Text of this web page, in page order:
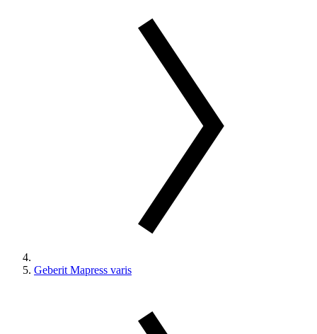
Geberit Mapress varis